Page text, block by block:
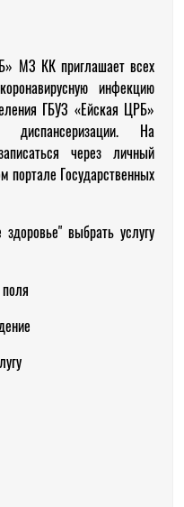
МЗ КК приглашает всех
инфекцию
ГБУЗ «Ейская ЦРБ»
На
через личный
портале Государственных
выбрать услугу